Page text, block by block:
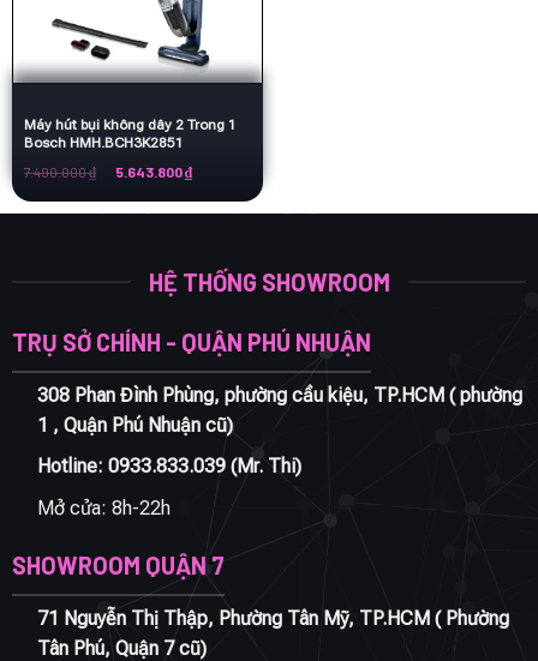
Máy hút bụi không dây 2 Trong 1
Bosch HMH.BCH3K2851
7.490.000₫
Giá
là:
7.490.000 ₫.
5.643.800₫Giá
hiện
tại
là:
HỆ THỐNG SHOWROOM
TRỤ SỞ CHÍNH - QUẬN PHÚ NHUẬN
308 Phan Đình Phùng, phường cầu kiệu, TP.HCM ( phường
1 , Quận Phú Nhuận cũ)
Hotline: 0933.833.039(Mr. Thi)
Mở cửa: 8h-22h
SHOWROOM QUẬN 7
71 Nguyễn Thị Thập, Phường Tân Mỹ, TP.HCM ( Phường
Tân Phú, Quận 7 cũ)